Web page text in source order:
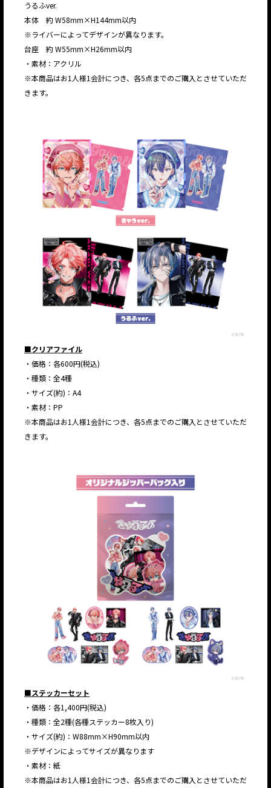
うるふver.
本体 約 W58mm×H144mm以内
※ライバーによってデザインが異なります。
台座 約 W55mm×H26mm以内
・素材：アクリル
※本商品はお1人様1会計につき、各5点までのご購入とさせていただ
きます。
■クリアファイル
・価格：各600円(税込)
・種類：全4種
・サイズ(約)：A4
・素材：PP
※本商品はお1人様1会計につき、各5点までのご購入とさせていただ
きます。
■ステッカーセット
・価格：各1,400円(税込)
・種類：全2種(各種ステッカー8枚入り)
・サイズ(約)：W88mm×H90mm以内
※デザインによってサイズが異なります
・素材：紙
※本商品はお1人様1会計につき、各5点までのご購入とさせていただ